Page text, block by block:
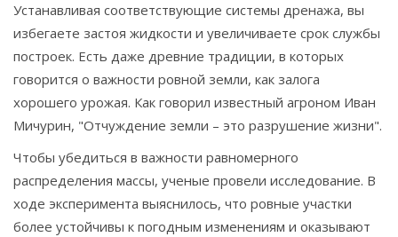
Устанавливая соответствующие системы дренажа, вы
избегаете застоя жидкости и увеличиваете срок службы
построек. Есть даже древние традиции, в которых
говорится о важности ровной земли, как залога
хорошего урожая. Как говорил известный агроном Иван
Мичурин, "Отчуждение земли – это разрушение жизни".
Чтобы убедиться в важности равномерного
распределения массы, ученые провели исследование. В
ходе эксперимента выяснилось, что ровные участки
более устойчивы к погодным изменениям и оказывают